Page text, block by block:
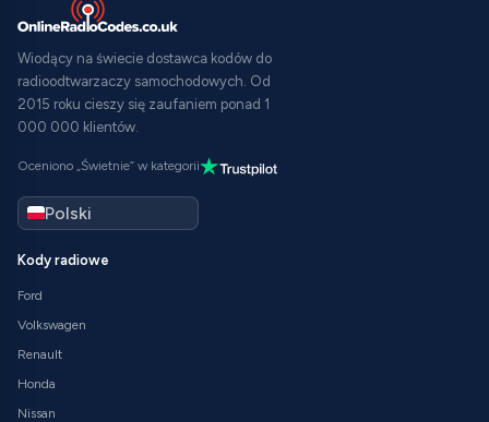
Wiodący na świecie dostawca kodów do
radioodtwarzaczy samochodowych. Od
2015 roku cieszy się zaufaniem ponad 1
000 000 klientów.
Oceniono „Świetnie” w kategorii
Kody radiowe
Ford
Volkswagen
Renault
Honda
Nissan